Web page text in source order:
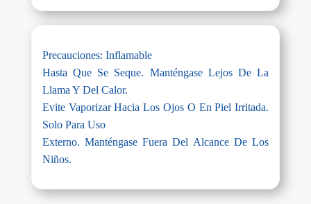
Precauciones: Inflamable
Hasta Que Se Seque. Manténgase Lejos De La
Llama Y Del Calor.
Evite Vaporizar Hacia Los Ojos O En Piel Irritada.
Solo Para Uso
Externo. Manténgase Fuera Del Alcance De Los
Niños.